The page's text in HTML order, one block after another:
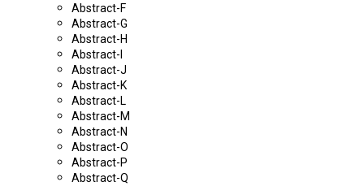
Abstract-F
Abstract-G
Abstract-H
Abstract-I
Abstract-J
Abstract-K
Abstract-L
Abstract-M
Abstract-N
Abstract-O
Abstract-P
Abstract-Q